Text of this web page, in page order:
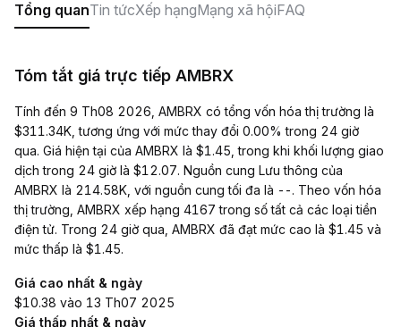
Tổng quanTin tứcXếp hạngMạng xã hộiFAQ
Tóm tắt giá trực tiếp AMBRX
Tính đến 9 Th08 2026, AMBRX có tổng vốn hóa thị trường là
$311.34K, tương ứng với mức thay đổi 0.00% trong 24 giờ
qua. Giá hiện tại của AMBRX là $1.45, trong khi khối lượng giao
dịch trong 24 giờ là $12.07. Nguồn cung Lưu thông của
AMBRX là 214.58K, với nguồn cung tối đa là --. Theo vốn hóa
thị trường, AMBRX xếp hạng 4167 trong số tất cả các loại tiền
điện tử. Trong 24 giờ qua, AMBRX đã đạt mức cao là $1.45 và
mức thấp là $1.45.
Giá cao nhất & ngày
$10.38 vào 13 Th07 2025
Giá thấp nhất & ngày